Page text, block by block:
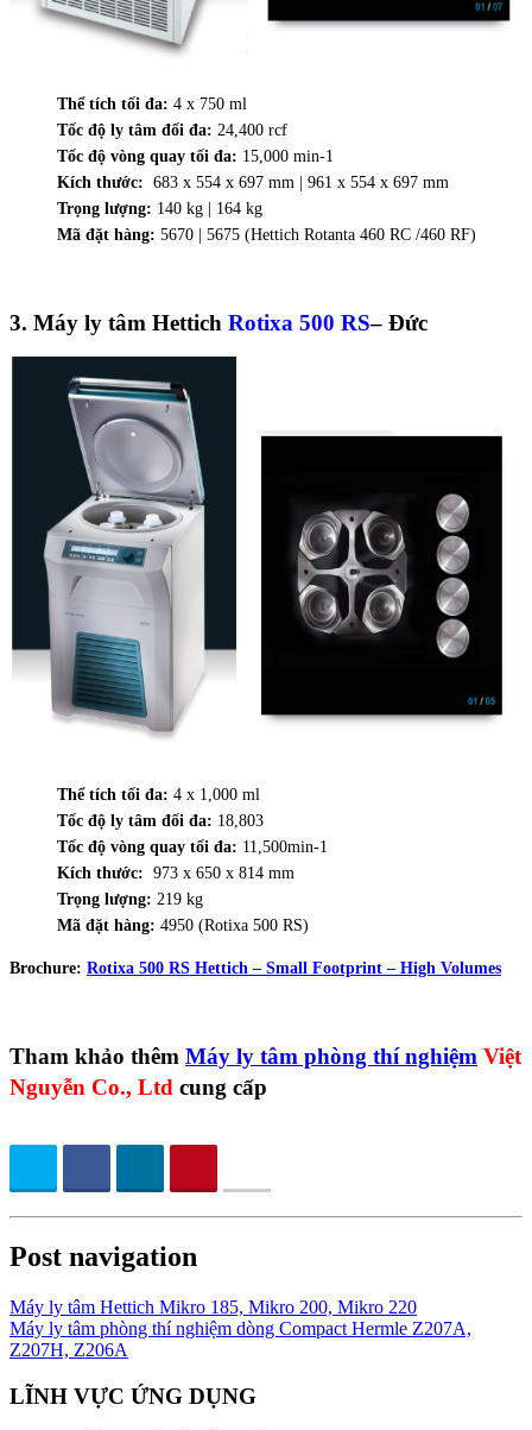
Thể tích tối đa: 4 x 750 ml
Tốc độ ly tâm đối đa: 24,400 rcf
Tốc độ vòng quay tối đa: 15,000 min-1
Kích thước: 683 x 554 x 697 mm | 961 x 554 x 697 mm
Trọng lượng: 140 kg | 164 kg
Mã đặt hàng: 5670 | 5675 (Hettich Rotanta 460 RC /460 RF)
3. Máy ly tâm Hettich Rotixa 500 RS– Đức
Thể tích tối đa: 4 x 1,000 ml
Tốc độ ly tâm đối đa: 18,803
Tốc độ vòng quay tối đa: 11,500min-1
Kích thước: 973 x 650 x 814 mm
Trọng lượng: 219 kg
Mã đặt hàng: 4950 (Rotixa 500 RS)
Brochure: Rotixa 500 RS Hettich – Small Footprint – High Volumes
Tham khảo thêm Máy ly tâm phòng thí nghiệm Việt
Nguyễn Co., Ltd cung cấp
Post navigation
Máy ly tâm Hettich Mikro 185, Mikro 200, Mikro 220
Máy ly tâm phòng thí nghiệm dòng Compact Hermle Z207A,
Z207H, Z206A
LĨNH VỰC ỨNG DỤNG